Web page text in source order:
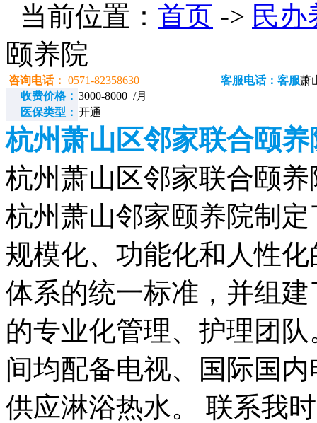
当前位置： 首页 -> 民办
颐养院
咨询电话： 0571-82358630 客服电话：客服萧
收费价格： 3000-8000 /月
医保类型： 开通
杭州萧山区邻家联合颐
杭州萧山区邻家联合颐养
杭州萧山邻家颐养院制
规模化、功能化和人性
体系的统一标准，并组
的专业化管理、护理团
间均配备电视、国际国
供应淋浴热水。 联系我